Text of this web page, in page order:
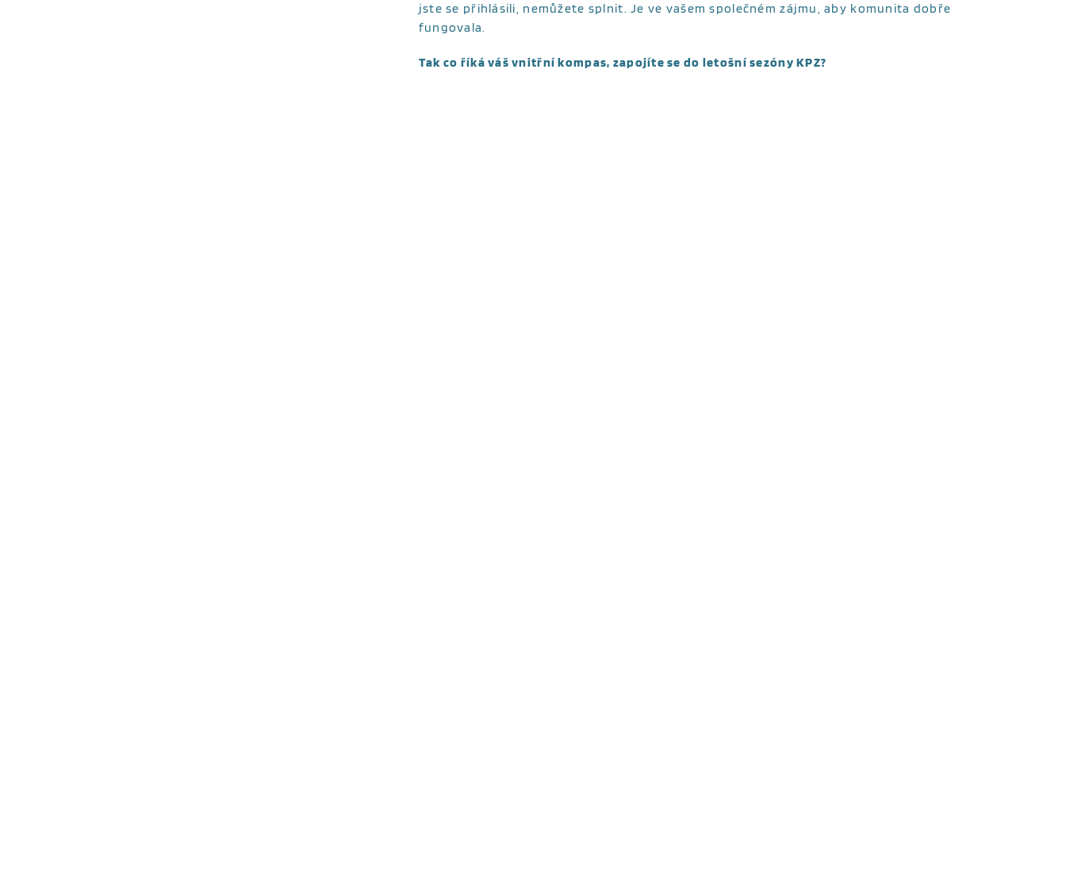
jste se přihlásili, nemůžete splnit. Je ve vašem společném zájmu, aby komunita dobře
fungovala.
Tak co říká váš vnitřní kompas, zapojíte se do letošní sezóny KPZ?